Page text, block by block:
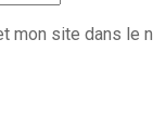
mon site dans le